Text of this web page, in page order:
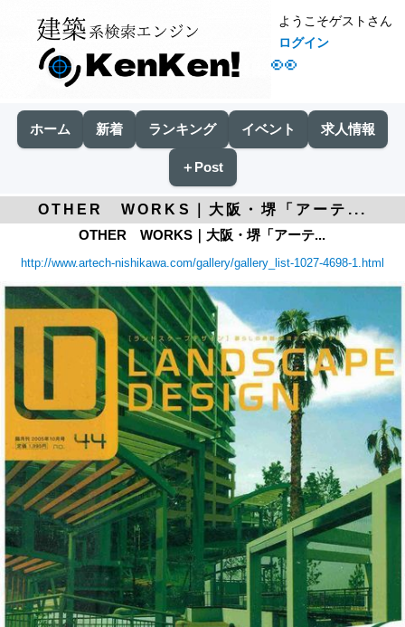
👀
ようこそゲストさん
ログイン
ホーム 新着 ランキング イベント 求人情報
＋Post
OTHER WORKS｜大阪・堺「アーテ...
OTHER WORKS｜大阪・堺「アーテ...
http://www.artech-nishikawa.com/gallery/gallery_list-1027-4698-1.html